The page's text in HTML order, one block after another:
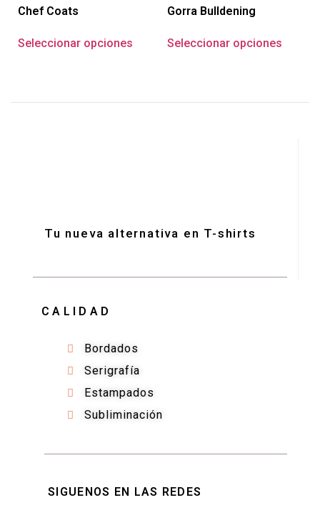
Chef Coats
Seleccionar opciones
Gorra Bulldening
Seleccionar opciones
Tu nueva alternativa en T-shirts
CALIDAD
Bordados
Serigrafía
Estampados
Subliminación
SIGUENOS EN LAS REDES